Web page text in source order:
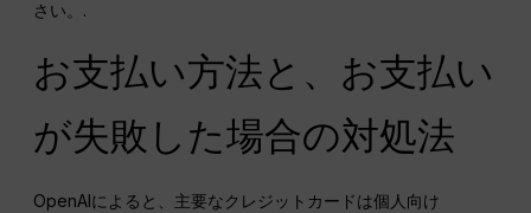
さい。.
お支払い方法と、お支払い
が失敗した場合の対処法
OpenAIによると、主要なクレジットカードは個人向け